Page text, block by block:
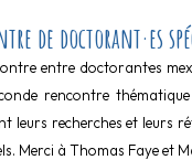
de doctorant·es
entre doctorant·es
rencontre
leurs recherches et leurs
Merci à Thomas Faye et